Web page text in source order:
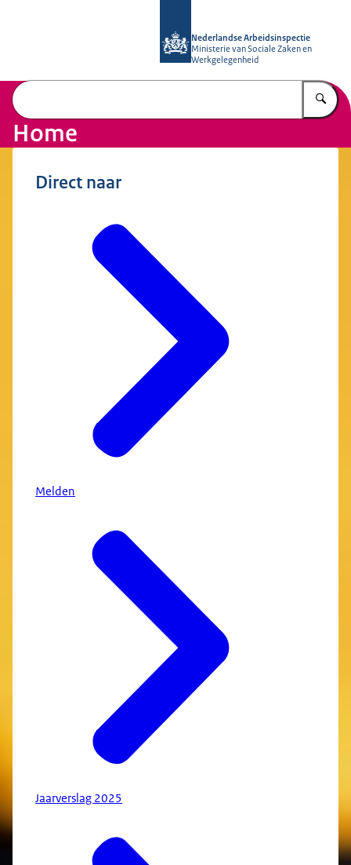
Nederlandse Arbeidsinspectie
Ministerie van Sociale Zaken en
Werkgelegenheid
Home
Direct naar
Melden
Jaarverslag 2025